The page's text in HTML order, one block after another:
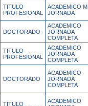
TITULO
PROFESIONAL
ACADEMICO
JORNADA
DOCTORADO
ACADEMICO
JORNADA
COMPLETA
TITULO
PROFESIONAL
ACADEMICO
JORNADA
COMPLETA
DOCTORADO
ACADEMICO
JORNADA
COMPLETA
TITULO
ACADEMICO